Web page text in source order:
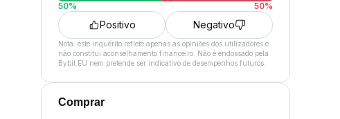
50% 50%
Positivo Negativo
Nota: este inquérito reflete apenas as opiniões dos utilizadores e
não constitui aconselhamento financeiro. Não é endossado pela
Bybit EU nem pretende ser indicativo de desempenhos futuros.
Comprar